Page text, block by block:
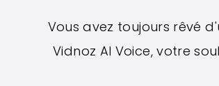
Vous avez toujours rêvé
Vidnoz AI Voice, votre